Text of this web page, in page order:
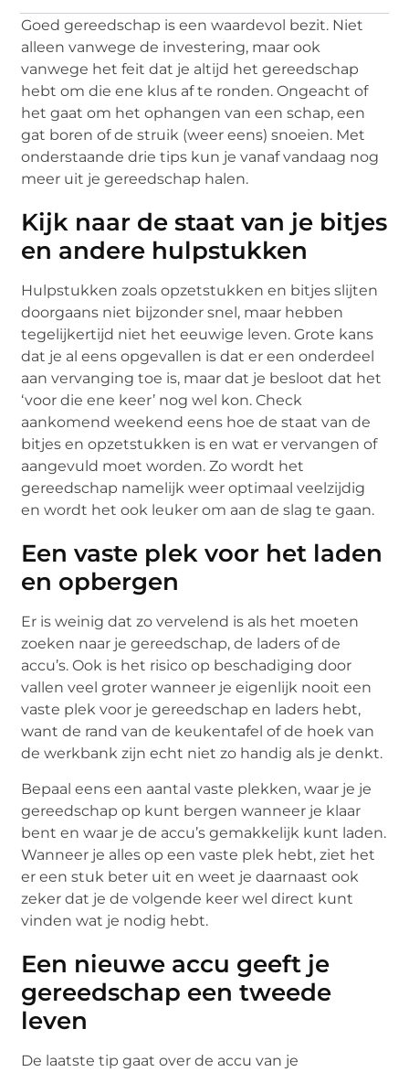
Goed gereedschap is een waardevol bezit. Niet
alleen vanwege de investering, maar ook
vanwege het feit dat je altijd het gereedschap
hebt om die ene klus af te ronden. Ongeacht of
het gaat om het ophangen van een schap, een
gat boren of de struik (weer eens) snoeien. Met
onderstaande drie tips kun je vanaf vandaag nog
meer uit je gereedschap halen.
Kijk naar de staat van je bitjes
en andere hulpstukken
Hulpstukken zoals opzetstukken en bitjes slijten
doorgaans niet bijzonder snel, maar hebben
tegelijkertijd niet het eeuwige leven. Grote kans
dat je al eens opgevallen is dat er een onderdeel
aan vervanging toe is, maar dat je besloot dat het
‘voor die ene keer’ nog wel kon. Check
aankomend weekend eens hoe de staat van de
bitjes en opzetstukken is en wat er vervangen of
aangevuld moet worden. Zo wordt het
gereedschap namelijk weer optimaal veelzijdig
en wordt het ook leuker om aan de slag te gaan.
Een vaste plek voor het laden
en opbergen
Er is weinig dat zo vervelend is als het moeten
zoeken naar je gereedschap, de laders of de
accu’s. Ook is het risico op beschadiging door
vallen veel groter wanneer je eigenlijk nooit een
vaste plek voor je gereedschap en laders hebt,
want de rand van de keukentafel of de hoek van
de werkbank zijn echt niet zo handig als je denkt.
Bepaal eens een aantal vaste plekken, waar je je
gereedschap op kunt bergen wanneer je klaar
bent en waar je de accu’s gemakkelijk kunt laden.
Wanneer je alles op een vaste plek hebt, ziet het
er een stuk beter uit en weet je daarnaast ook
zeker dat je de volgende keer wel direct kunt
vinden wat je nodig hebt.
Een nieuwe accu geeft je
gereedschap een tweede
leven
De laatste tip gaat over de accu van je